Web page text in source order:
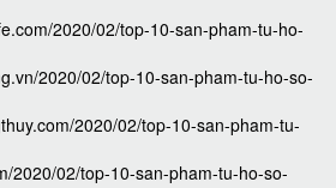
2020/02/top-10-san-pham-tu-ho-
2020/02/top-10-san-pham-tu-ho-so-
2020/02/top-10-san-pham-tu-
2020/02/top-10-san-pham-tu-ho-so-